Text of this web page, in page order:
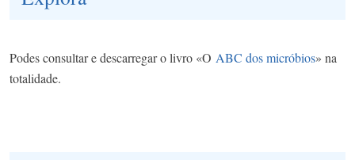
Podes consultar e descarregar o livro «O ABC dos micróbios» na
totalidade.